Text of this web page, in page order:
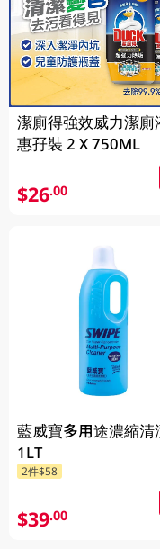
潔廁得強效威力潔廁
惠孖裝 2 X 750ML
$26.00
藍威寶多用途濃縮清
1LT
2件$58
$39.00